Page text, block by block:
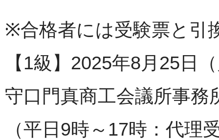
※合格者には受験票と引
【1級】2025年8月25日
守口門真商工会議所事
（平日9時～17時：代理